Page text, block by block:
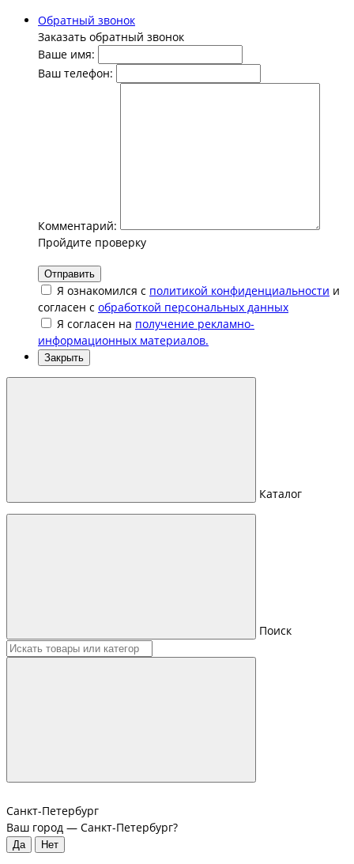
Обратный звонок
Заказать обратный звонок
Ваше имя:
Ваш телефон:
Комментарий:
Пройдите проверку
Отправить
Я ознакомился с политикой конфиденциальности и
согласен с обработкой персональных данных
Я согласен на получение рекламно-
информационных материалов.
Закрыть
Каталог
Поиск
Санкт-Петербург
Ваш город — Санкт-Петербург?